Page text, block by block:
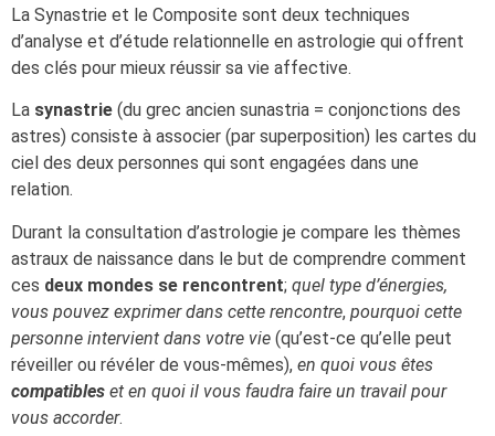
La Synastrie et le Composite sont deux techniques
d’analyse et d’étude relationnelle en astrologie qui offrent
des clés pour mieux réussir sa vie affective.
La synastrie (du grec ancien sunastria = conjonctions des
astres) consiste à associer (par superposition) les cartes du
ciel des deux personnes qui sont engagées dans une
relation.
Durant la consultation d’astrologie je compare les thèmes
astraux de naissance dans le but de comprendre comment
ces deux mondes se rencontrent; quel type d’énergies,
vous pouvez exprimer dans cette rencontre, pourquoi cette
personne intervient dans votre vie (qu’est-ce qu’elle peut
réveiller ou révéler de vous-mêmes), en quoi vous êtes
compatibles et en quoi il vous faudra faire un travail pour
vous accorder.